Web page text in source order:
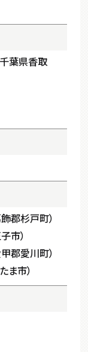
千葉県香取
郡杉戸町）
市）
郡愛川町）
ま市）